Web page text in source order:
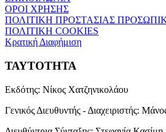
ΟΡΟΙ ΧΡΗΣΗΣ
ΠΟΛΙΤΙΚΗ ΠΡΟΣΤΑΣΙΑΣ
ΠΟΛΙΤΙΚΗ COOKIES
Κρατική Διαφήμιση
ΤΑΥΤΟΤΗΤΑ
Εκδότης: Νίκος Χατζηνικολάου
Γενικός Διευθυντής - Διαχειριστής: